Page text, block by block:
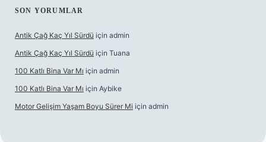
SON YORUMLAR
Antik Çağ Kaç Yıl Sürdü için admin
Antik Çağ Kaç Yıl Sürdü için Tuana
100 Katlı Bina Var Mı için admin
100 Katlı Bina Var Mı için Aybike
Motor Gelişim Yaşam Boyu Sürer Mi için admin